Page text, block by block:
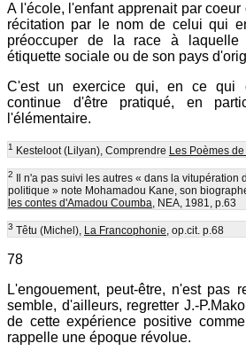
A l'école, l'enfant apprenait par coeur
récitation par le nom de celui qui
préoccuper de la race à
étiquette sociale ou de son pays
C'est un exercice qui, en ce qui
continue d'être pratiqué, en
l'élémentaire.
1 Kesteloot (Lilyan), Comprendre Les Poèmes
2
Il n'a pas suivi les autres « dans la vitupération
politique » note Mohamadou Kane, son
les contes d'Amadou Coumba, NEA, 1981, p.63
3 Têtu (Michel), La Francophonie, op.cit. p.68
78
L'engouement, peut-être, n'est pas
semble, d'ailleurs, regretter J.-
de cette expérience positive
rappelle une époque révolue.